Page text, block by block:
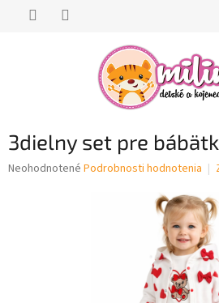
3dielny set pre
Priemerné
Neohodnotené Podrobnosti hodnotenia